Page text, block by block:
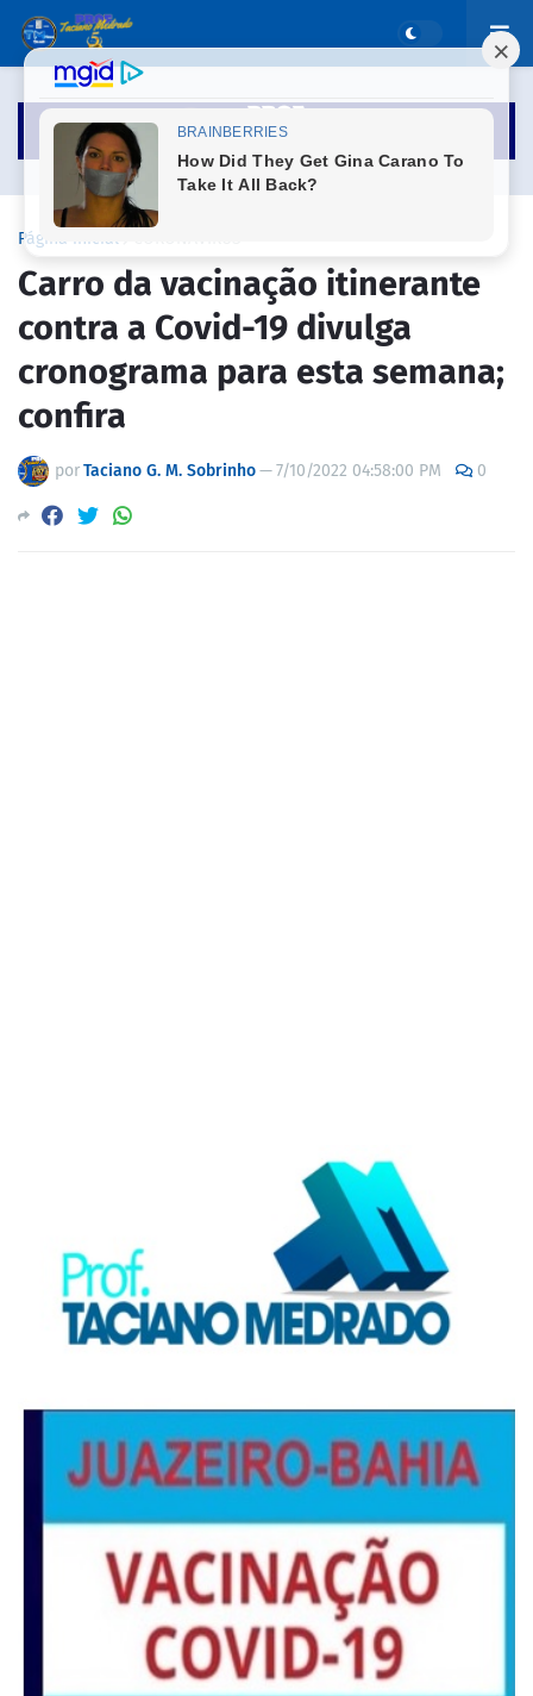
Página inicial
Carro da vacinação itinerante
contra a Covid-19 divulga
cronograma para esta semana;
confira
porTaciano G. M. Sobrinho—7/10/2022 04:58:00 PM 0